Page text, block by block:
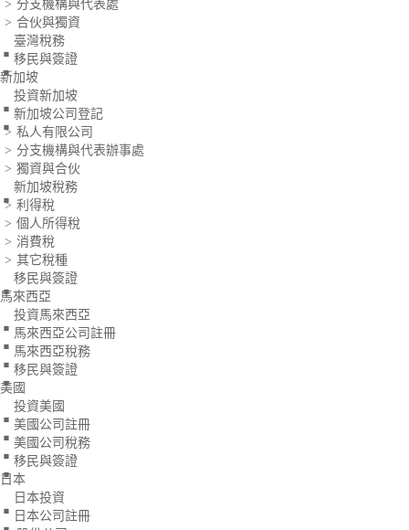
>
> 合伙與獨資
. 臺灣稅務
.移民與簽證
新加坡
.投資新加坡
. 新加坡公司登記
> 私人有限公司
> 分支機構與代表辦事處
> 獨資與合伙
.新加坡稅務
> 利得稅
> 個人所得稅
> 消費稅
> 其它稅種
.移民與簽證
馬來西亞
.投資馬來西亞
. 馬來西亞公司註冊
. 馬來西亞稅務
.移民與簽證
美國
.投資美國
. 美國公司註冊
. 美國公司稅務
.移民與簽證
日本
. 日本投資
. 日本公司註冊